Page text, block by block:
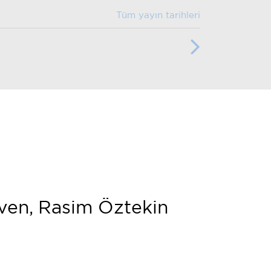
Tüm yayın tarihleri
Rasim Öztekin